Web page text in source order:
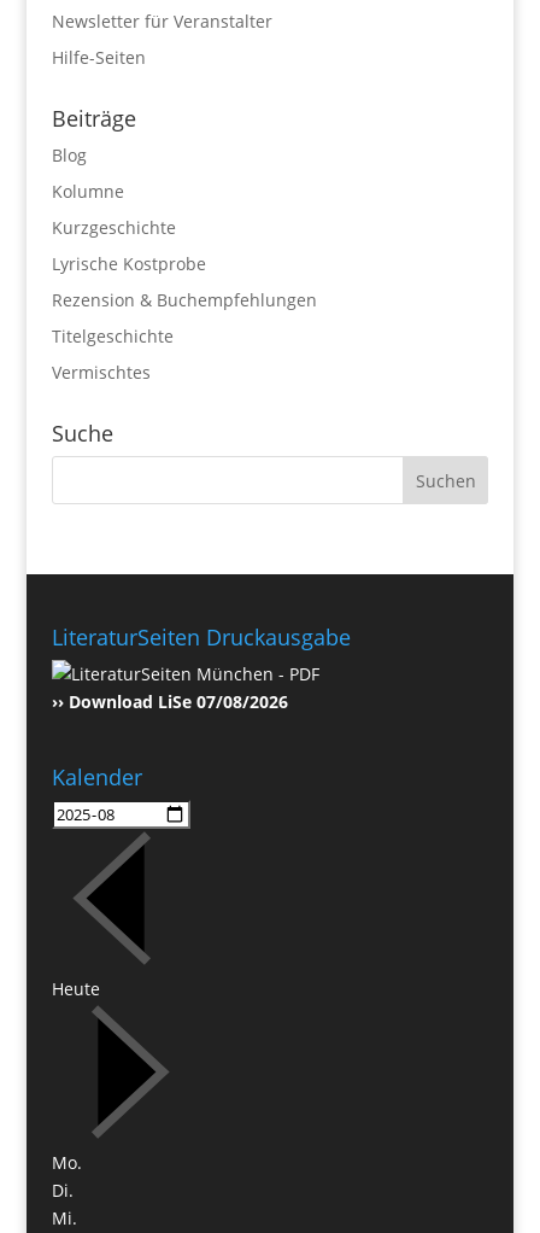
Newsletter für Veranstalter
Hilfe-Seiten
Beiträge
Blog
Kolumne
Kurzgeschichte
Lyrische Kostprobe
Rezension & Buchempfehlungen
Titelgeschichte
Vermischtes
Suche
LiteraturSeiten Druckausgabe
›› Download LiSe 07/08/2026
Kalender
Heute
Mo.
Di.
Mi.